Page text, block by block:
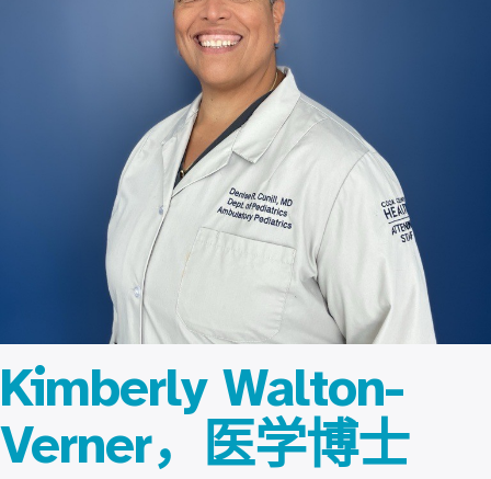
Kimberly Walton-
Verner，医学博士